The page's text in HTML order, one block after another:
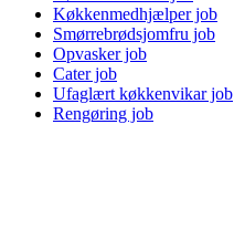
Køkkenmedhjælper job
Smørrebrødsjomfru job
Opvasker job
Cater job
Ufaglært køkkenvikar job
Rengøring job